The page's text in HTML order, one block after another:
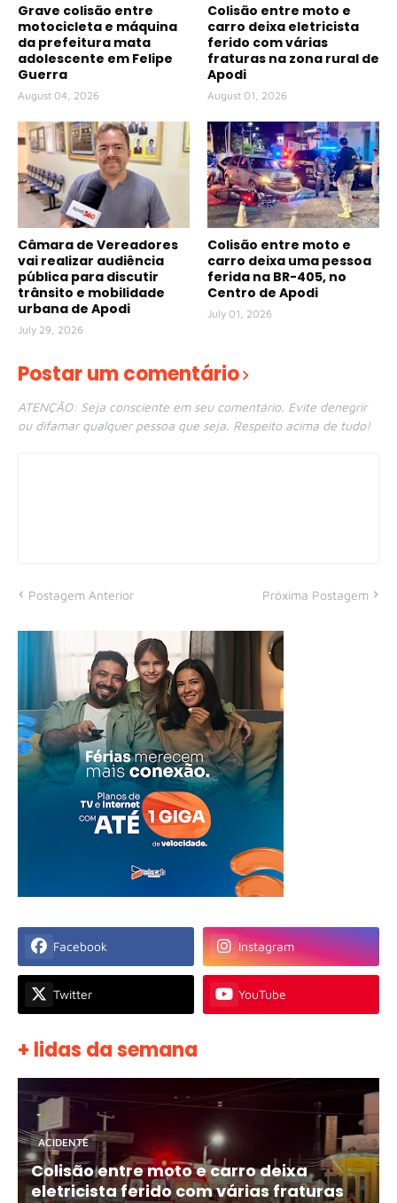
Grave colisão entre
motocicleta e máquina
da prefeitura mata
adolescente em Felipe
Guerra
August 04, 2026
Colisão entre moto e
carro deixa eletricista
ferido com várias
fraturas na zona rural de
Apodi
August 01, 2026
Câmara de Vereadores
vai realizar audiência
pública para discutir
trânsito e mobilidade
urbana de Apodi
July 29, 2026
Colisão entre moto e
carro deixa uma pessoa
ferida na BR-405, no
Centro de Apodi
July 01, 2026
Postar um comentário
ATENÇÃO: Seja consciente em seu comentário. Evite denegrir
ou difamar qualquer pessoa que seja. Respeito acima de tudo!
Postagem Anterior Próxima Postagem
Facebook Instagram
Twitter YouTube
+ lidas da semana
ACIDENTE
Colisão entre moto e carro deixa
eletricista ferido com várias fraturas